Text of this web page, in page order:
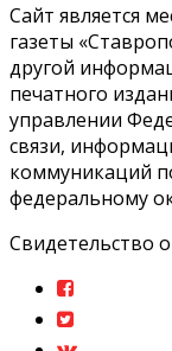
Сайт является
газеты
другой
печатного
управлении
связи,
коммуникаций
федеральному
Свидетельство